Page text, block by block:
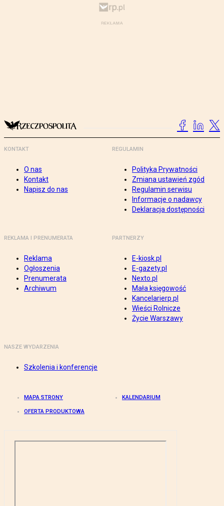
KONTAKT
O nas
Kontakt
Napisz do nas
REGULAMIN
Polityka Prywatności
Zmiana ustawień zgód
Regulamin serwisu
Informacje o nadawcy
Deklaracja dostępności
REKLAMA I PRENUMERATA
Reklama
Ogłoszenia
Prenumerata
Archiwum
PARTNERZY
E-kiosk.pl
E-gazety.pl
Nexto.pl
Mała księgowość
Kancelarierp.pl
Wieści Rolnicze
Życie Warszawy
NASZE WYDARZENIA
Szkolenia i konferencje
MAPA STRONY KALENDARIUM
OFERTA PRODUKTOWA